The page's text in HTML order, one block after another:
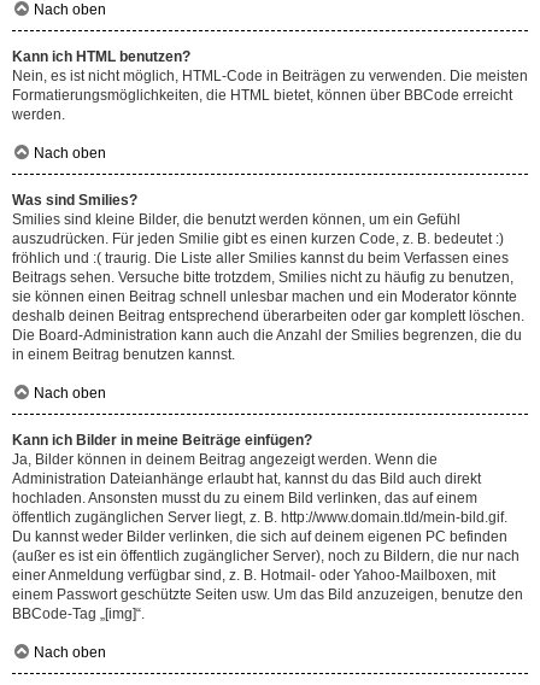
Nach oben
Kann ich HTML benutzen?
Nein, es ist nicht möglich, HTML-Code in Beiträgen zu verwenden. Die meisten
Formatierungsmöglichkeiten, die HTML bietet, können über BBCode erreicht
werden.
Nach oben
Was sind Smilies?
Smilies sind kleine Bilder, die benutzt werden können, um ein Gefühl
auszudrücken. Für jeden Smilie gibt es einen kurzen Code, z. B. bedeutet :)
fröhlich und :( traurig. Die Liste aller Smilies kannst du beim Verfassen eines
Beitrags sehen. Versuche bitte trotzdem, Smilies nicht zu häufig zu benutzen,
sie können einen Beitrag schnell unlesbar machen und ein Moderator könnte
deshalb deinen Beitrag entsprechend überarbeiten oder gar komplett löschen.
Die Board-Administration kann auch die Anzahl der Smilies begrenzen, die du
in einem Beitrag benutzen kannst.
Nach oben
Kann ich Bilder in meine Beiträge einfügen?
Ja, Bilder können in deinem Beitrag angezeigt werden. Wenn die
Administration Dateianhänge erlaubt hat, kannst du das Bild auch direkt
hochladen. Ansonsten musst du zu einem Bild verlinken, das auf einem
öffentlich zugänglichen Server liegt, z. B. http://www.domain.tld/mein-bild.gif.
Du kannst weder Bilder verlinken, die sich auf deinem eigenen PC befinden
(außer es ist ein öffentlich zugänglicher Server), noch zu Bildern, die nur nach
einer Anmeldung verfügbar sind, z. B. Hotmail- oder Yahoo-Mailboxen, mit
einem Passwort geschützte Seiten usw. Um das Bild anzuzeigen, benutze den
BBCode-Tag „[img]“.
Nach oben